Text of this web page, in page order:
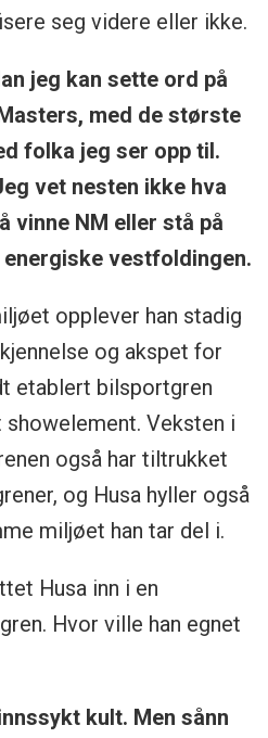
seg videre eller ikke.
jeg kan sette ord på
med de største
folka jeg ser opp til.
vet nesten ikke hva
vinne NM eller stå på
vestfoldingen.
opplever han stadig
og akspet for
etablert bilsportgren
Veksten i
også har tiltrukket
og Husa hyller også
miljøet han tar del i.
Husa inn i en
Hvor ville han egnet
kult. Men sånn